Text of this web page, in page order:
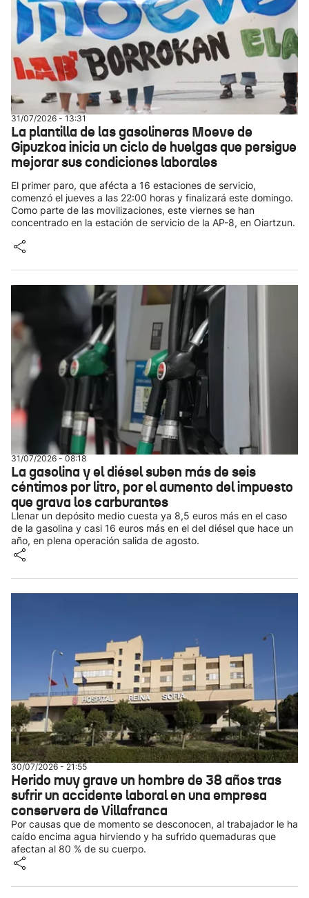
31/07/2026 - 13:31
La plantilla de las gasolineras Moeve de
Gipuzkoa inicia un ciclo de huelgas que persigue
mejorar sus condiciones laborales
El primer paro, que afécta a 16 estaciones de servicio,
comenzó el jueves a las 22:00 horas y finalizará este domingo.
Como parte de las movilizaciones, este viernes se han
concentrado en la estación de servicio de la AP-8, en Oiartzun.
31/07/2026 - 08:18
La gasolina y el diésel suben más de seis
céntimos por litro, por el aumento del impuesto
que grava los carburantes
Llenar un depósito medio cuesta ya 8,5 euros más en el caso
de la gasolina y casi 16 euros más en el del diésel que hace un
año, en plena operación salida de agosto.
30/07/2026 - 21:55
Herido muy grave un hombre de 38 años tras
sufrir un accidente laboral en una empresa
conservera de Villafranca
Por causas que de momento se desconocen, al trabajador le ha
caído encima agua hirviendo y ha sufrido quemaduras que
afectan al 80 % de su cuerpo.